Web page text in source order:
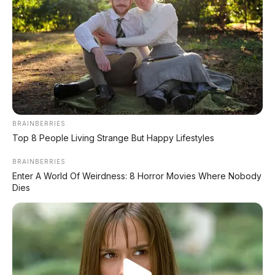
Spesifikasi EV Detail
Platform 800V high-voltage
Baterai Blade 2.0 LFP
Tenaga RWD 255 kW atau 320
Tenaga AWD 510 kW (694 hp)
Akselerasi 0-100 km/jam 3,3 detik
Versi PHEV (Plug-in Hybrid)
Varian PHEV menggunakan mesin1.5L turbo 4-
silinderbertenaga 115 kW (154 hp) yang dipadukan
BRAINBERRIES
Top 8 People Living Strange But Happy Lifestyles
BRAINBERRIES
Enter A World Of Weirdness: 8 Horror Movies Where Nobody
Dies